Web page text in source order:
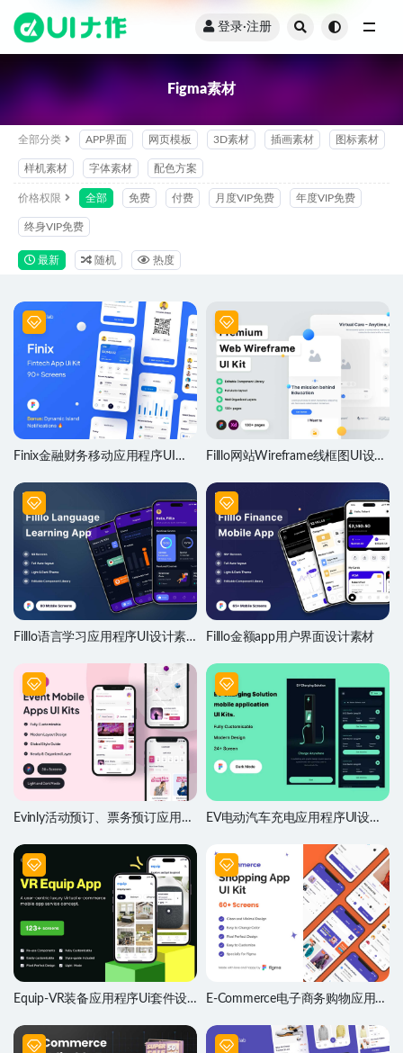
登录·注册
Figma素材
全部分类 APP界面 网页模板 3D素材 插画素材 图标素材
样机素材 字体素材 配色方案
价格权限 全部 免费 付费 月度VIP免费 年度VIP免费
终身VIP免费
最新 随机 热度
Finix金融财务移动应用程序UI设
Filllo网站Wireframe线框图UI设计
Filllo语言学习应用程序UI设计素
Filllo金额app用户界面设计素材
Evinly活动预订、票务预订应用程
EV电动汽车充电应用程序UI设计
Equip-VR装备应用程序Ui套件设
E-Commerce电子商务购物应用程